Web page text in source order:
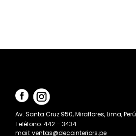
Av. Santa Cruz 950, Miraflores, Lima, Perú
Teléfono: 442 – 3434
mail: ventas@decointeriors.pe